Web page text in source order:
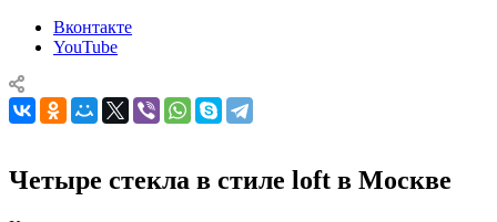
Вконтакте
YouTube
Четыре стекла в стиле loft в Москве